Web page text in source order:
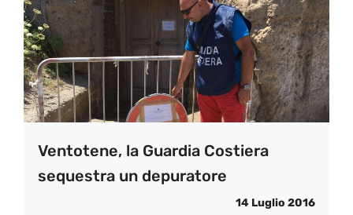
Ventotene, la Guardia Costiera
sequestra un depuratore
14 Luglio 2016